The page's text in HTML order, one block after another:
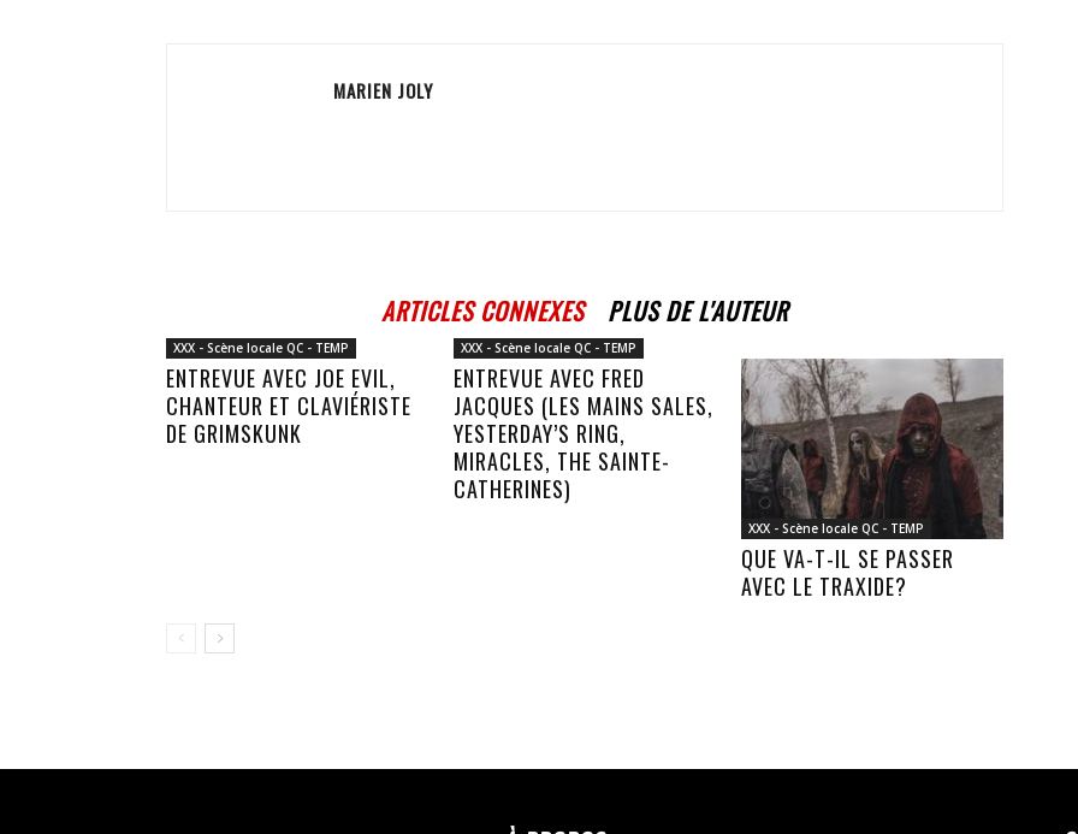
MARIEN JOLY
ARTICLES CONNEXES PLUS DE L'AUTEUR
XXX - Scène locale QC - TEMP
ENTREVUE AVEC JOE EVIL,
CHANTEUR ET CLAVIÉRISTE
DE GRIMSKUNK
XXX - Scène locale QC - TEMP
ENTREVUE AVEC FRED
JACQUES (LES MAINS SALES,
YESTERDAY’S RING,
MIRACLES, THE SAINTE-
CATHERINES)
XXX - Scène locale QC - TEMP
QUE VA-T-IL SE PASSER
AVEC LE TRAXIDE?